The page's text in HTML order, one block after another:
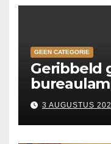
GEEN CATEGORIE
Geribbeld
3 AUGUSTUS